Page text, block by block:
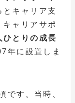
キャリア支
ャリアサポ
ひとりの成長
年に設置しま
です。当時、